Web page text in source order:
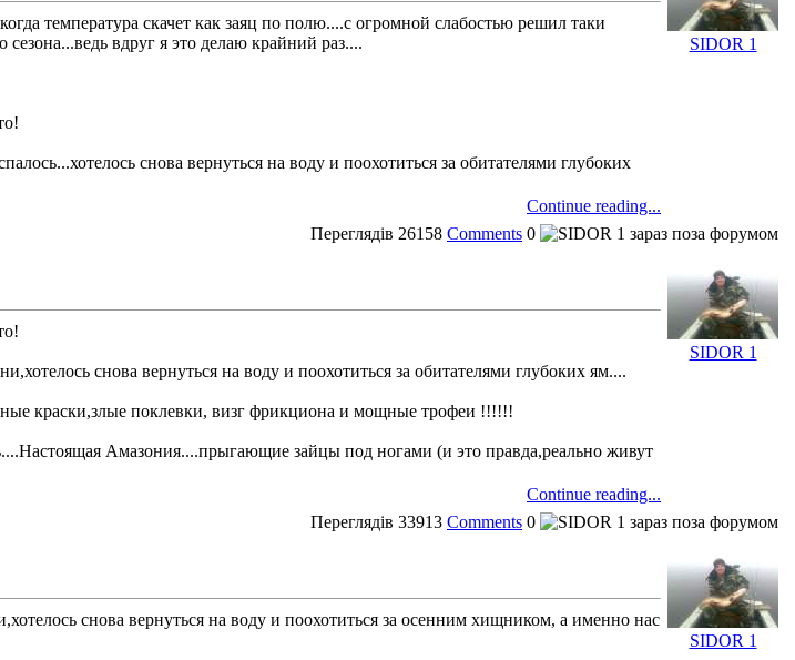
температура скачет как заяц по полю....с огромной слабостью решил таки
вдруг я это делаю крайний раз....
снова вернуться на воду и поохотиться за обитателями глубоких
Continue reading...
SIDOR 1
Переглядів 26158 Comments 0
снова вернуться на воду и поохотиться за обитателями глубоких ям....
краски,злые поклевки, визг фрикциона и мощные трофеи !!!!!!
Амазония....прыгающие зайцы под ногами (и это правда,реально живут
Continue reading...
SIDOR 1
Переглядів 33913 Comments 0
снова вернуться на воду и поохотиться за осенним хищником, а именно нас
SIDOR 1